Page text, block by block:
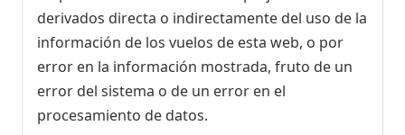
derivados directa o indirectamente del uso de la
información de los vuelos de esta web, o por
error en la información mostrada, fruto de un
error del sistema o de un error en el
procesamiento de datos.